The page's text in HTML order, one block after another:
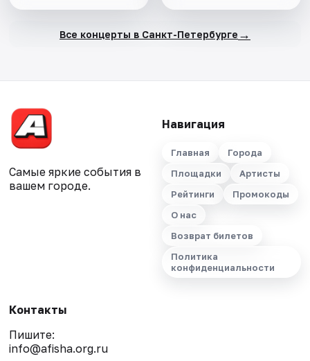
Все концерты в Санкт-Петербурге →
Самые яркие события в
вашем городе.
Навигация
Главная
Города
Площадки
Артисты
Рейтинги
Промокоды
О нас
Возврат билетов
Политика
конфиденциальности
Контакты
Пишите:
info@afisha.org.ru